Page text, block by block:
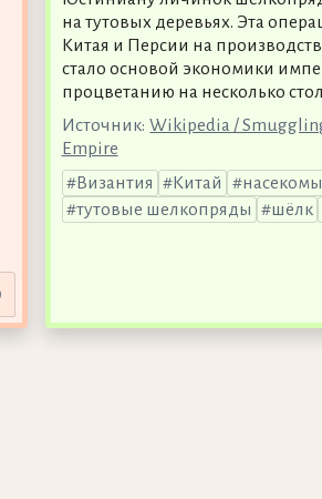
на тутовых деревьях. Эта
Китая и Персии на
стало основой экономики
процветанию на несколько
Источник: Wikipedia /
Empire
Византия
Китай
тутовые шелкопряды
шёлк